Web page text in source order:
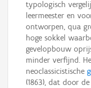
typologisch
leermeester en
ontworpen, qua
hoge sokkel
gevelopbouw
minder verfijnd.
neoclassicistische
(1863), dat door